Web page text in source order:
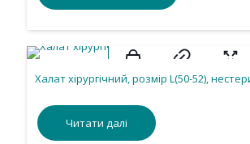
Халат хірургічний, розмір L(50-52),
Читати далі